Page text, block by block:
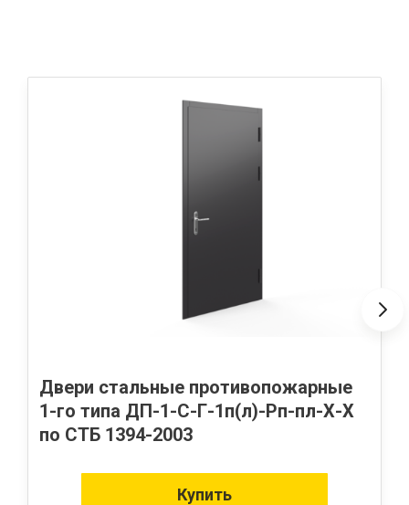
Двери стальные противопожарные
1-го типа ДП-1-С-Г-1п(л)-Рп-пл-Х-Х
по СТБ 1394-2003
Купить